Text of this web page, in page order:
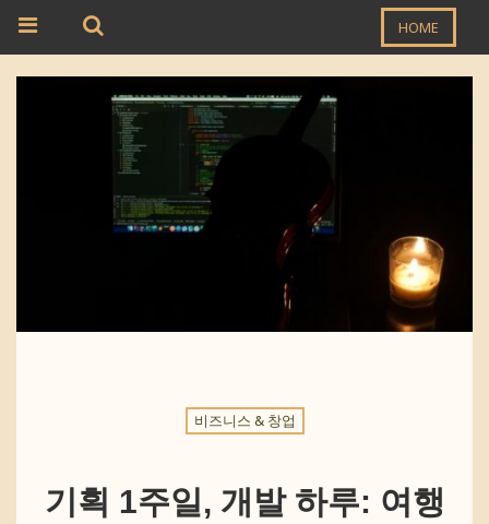
HOME
비즈니스 & 창업
기획 1주일, 개발 하루: 여행